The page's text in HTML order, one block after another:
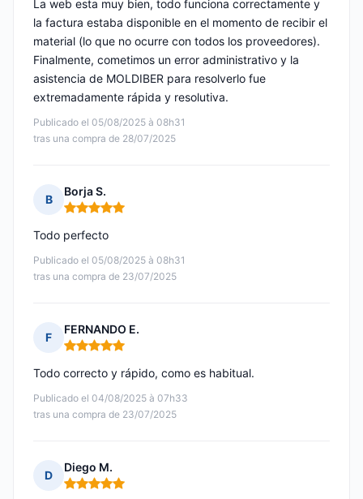
Publicado el 05/08/2025 à 08h31
tras una compra de 28/07/2025
La web esta muy bien, todo funciona correctamente y
la factura estaba disponible en el momento de recibir el
material (lo que no ocurre con todos los proveedores).
Finalmente, cometimos un error administrativo y la
asistencia de MOLDIBER para resolverlo fue
extremadamente rápida y resolutiva.
B
Borja S.
Nota: 5 de 5
Publicado el 05/08/2025 à 08h31
tras una compra de 23/07/2025
Todo perfecto
F
FERNANDO E.
Nota: 5 de 5
Publicado el 04/08/2025 à 07h33
tras una compra de 23/07/2025
Todo correcto y rápido, como es habitual.
D
Diego M.
Nota: 5 de 5